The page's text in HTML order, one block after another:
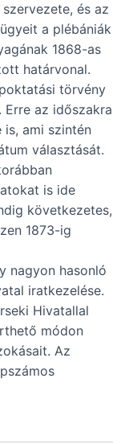
és az
a plébániák
1868-as
határvonal.
törvény
az időszakra
is, ami szintén
választását.
is ide
következetes,
1873-ig
nagyon hasonló
iratkezelése.
Hivatallal
módon
Az